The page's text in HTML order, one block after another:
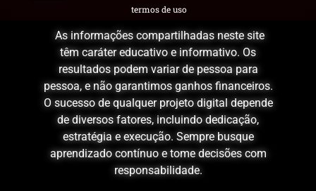
termos de uso
As informações compartilhadas neste site
têm caráter educativo e informativo. Os
resultados podem variar de pessoa para
pessoa, e não garantimos ganhos financeiros.
O sucesso de qualquer projeto digital depende
de diversos fatores, incluindo dedicação,
estratégia e execução. Sempre busque
aprendizado contínuo e tome decisões com
responsabilidade.